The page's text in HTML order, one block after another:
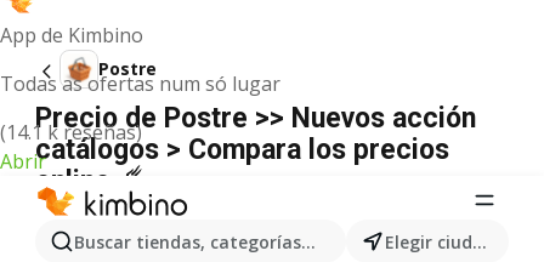
App de Kimbino
Todas as ofertas num só lugar
(14.1 k reseñas)
Abrir
Buscar tiendas, categorías, productos... Elegir ciudad
Postre
Precio de Postre >> Nuevos acción
catálogos > Compara los precios
online ☄️
No hemos encontrado resultados para este
término.